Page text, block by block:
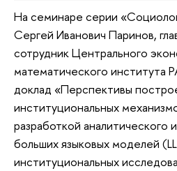
На семинаре серии
Сергей Иванович Паринов,
сотрудник Центрального
математического института
доклад «Перспективы
институциональных
разработкой аналитического
больших языковых моделей
институциональных